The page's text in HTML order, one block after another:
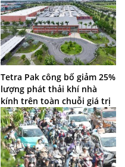
Tetra Pak công bố giảm 25%
lượng phát thải khí nhà
kính trên toàn chuỗi giá trị